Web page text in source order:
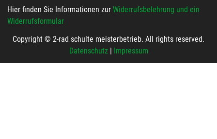
Hier finden Sie Informationen zur Widerrufsbelehrung und ein
Widerrufsformular
Copyright © 2-rad schulte meisterbetrieb. All rights reserved.
Datenschutz| Impressum